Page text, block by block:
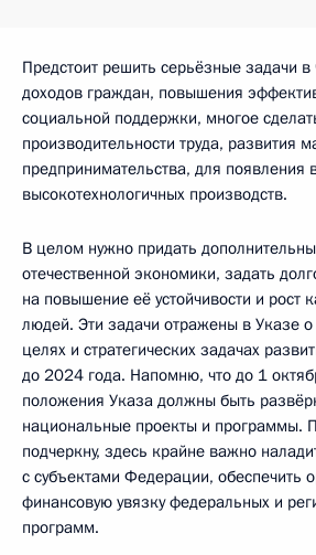
Предстоит решить серьёзные задачи в
доходов граждан, повышения
социальной поддержки, многое
производительности труда, развития
предпринимательства, для появления
высокотехнологичных производств.
В целом нужно придать
отечественной экономики, задать
на повышение её устойчивости и рост
людей. Эти задачи отражены в Указе
целях и стратегических задачах
до 2024 года. Напомню, что до 1
положения Указа должны быть
национальные проекты и программы.
подчеркну, здесь крайне важно
с субъектами Федерации, обеспечить
финансовую увязку федеральных и
программ.